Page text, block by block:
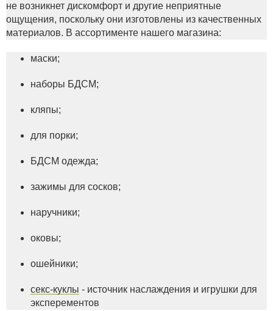
не возникнет дискомфорт и другие неприятные
ощущения, поскольку они изготовлены из качественных
материалов. В ассортименте нашего магазина:
маски;
наборы БДСМ;
кляпы;
для порки;
БДСМ одежда;
зажимы для сосков;
наручники;
оковы;
ошейники;
секс-куклы - источник наслаждения и игрушки для
эксперементов